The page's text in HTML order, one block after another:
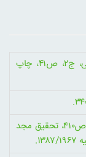
یعقوبی، احمد بن اسحاق، تاریخ یعقوبی، ج۲، ص۴۱، چاپ
طبری، محمد بن جریر، تاریخ طبری، ج۲، ص۴۱۰، تحقیق مجد